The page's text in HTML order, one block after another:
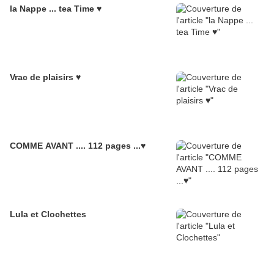
la Nappe ... tea Time ♥
Vrac de plaisirs ♥
COMME AVANT .... 112 pages ...♥
Lula et Clochettes